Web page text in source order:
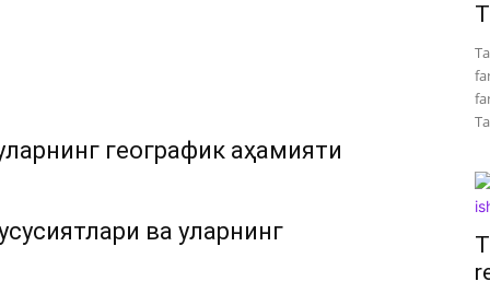
географик аҳамияти
ва уларнинг